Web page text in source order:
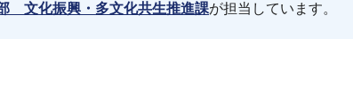
文化振興・多文化共生推進課が担当しています。